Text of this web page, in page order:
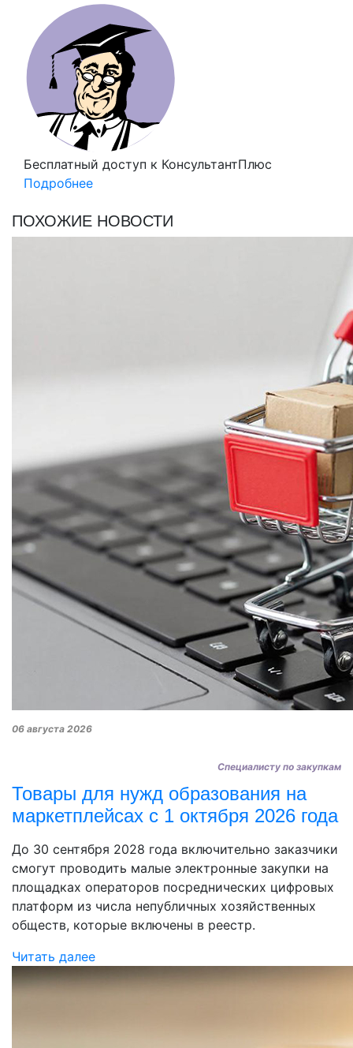
Бесплатный доступ к КонсультантПлюс
Подробнее
ПОХОЖИЕ НОВОСТИ
06 августа 2026
Специалисту по закупкам
Товары для нужд образования на
маркетплейсах с 1 октября 2026 года
До 30 сентября 2028 года включительно заказчики
смогут проводить малые электронные закупки на
площадках операторов посреднических цифровых
платформ из числа непубличных хозяйственных
обществ, которые включены в реестр.
Читать далее